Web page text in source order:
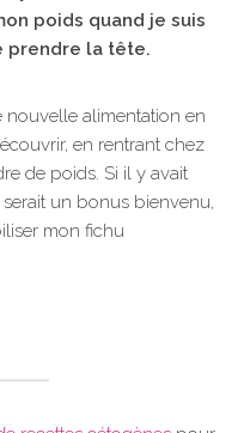
poids quand je suis
prendre la tête.
nouvelle alimentation en
en rentrant chez
de poids. Si il y avait
un bonus bienvenu,
mon fichu